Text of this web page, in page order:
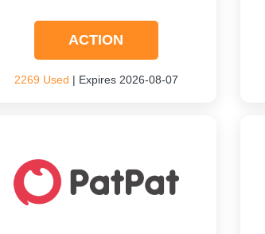
ACTION
2269 Used | Expires 2026-08-07